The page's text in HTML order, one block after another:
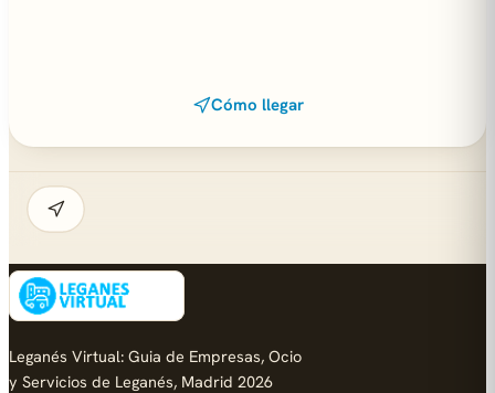
Cómo llegar
Leganés Virtual: Guia de Empresas, Ocio
y Servicios de Leganés, Madrid 2026